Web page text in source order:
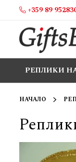
Прескачане
съдържанието
+359 89
РЕПЛИКИ
НАЧАЛО